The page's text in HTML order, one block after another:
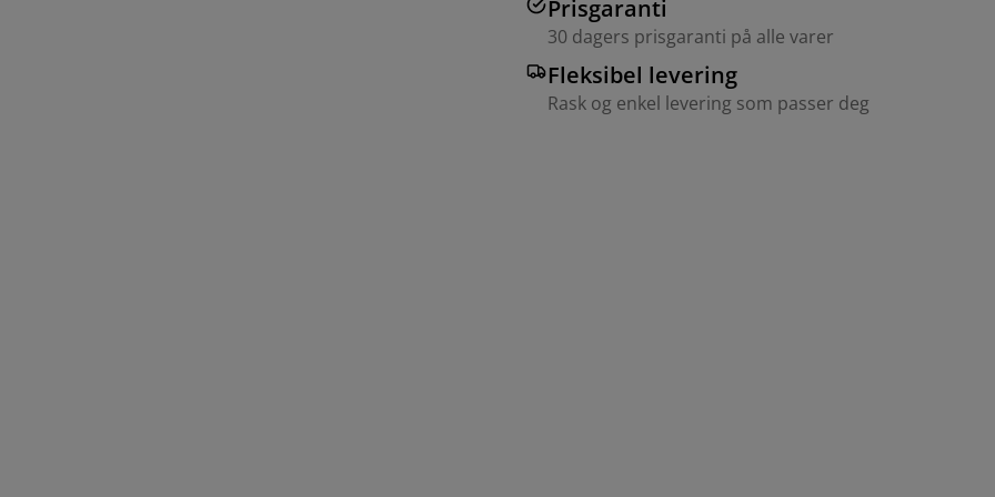
Prisgaranti
30 dagers prisgaranti på alle varer
Fleksibel levering
Rask og enkel levering som passer deg